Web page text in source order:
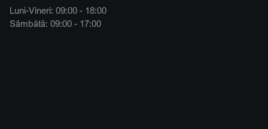
Luni-Vineri: 09:00 - 18:00
Sâmbătă: 09:00 - 17:00